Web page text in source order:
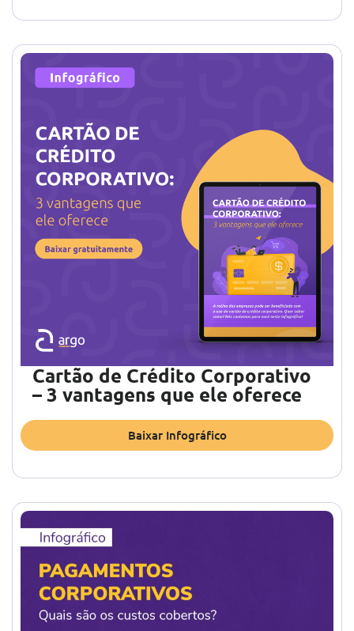
Cartão de Crédito Corporativo
– 3 vantagens que ele oferece
Baixar Infográfico